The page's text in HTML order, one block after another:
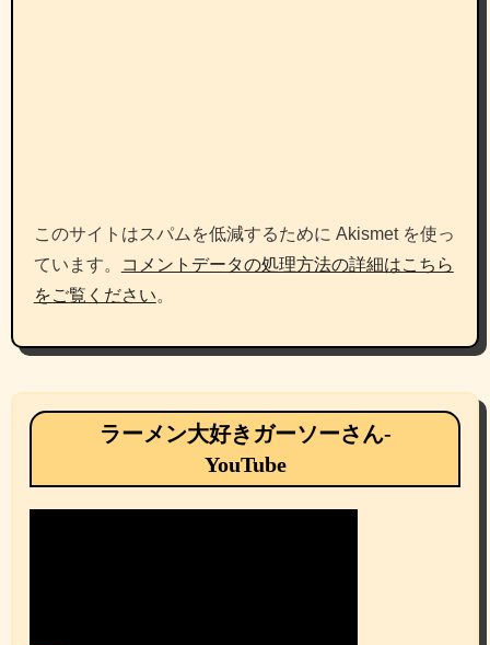
このサイトはスパムを低減するために Akismet を使っ
ています。
コメントデータの処理方法の詳細はこちら
をご覧ください。
ラーメン大好きガーソーさん-
YouTube